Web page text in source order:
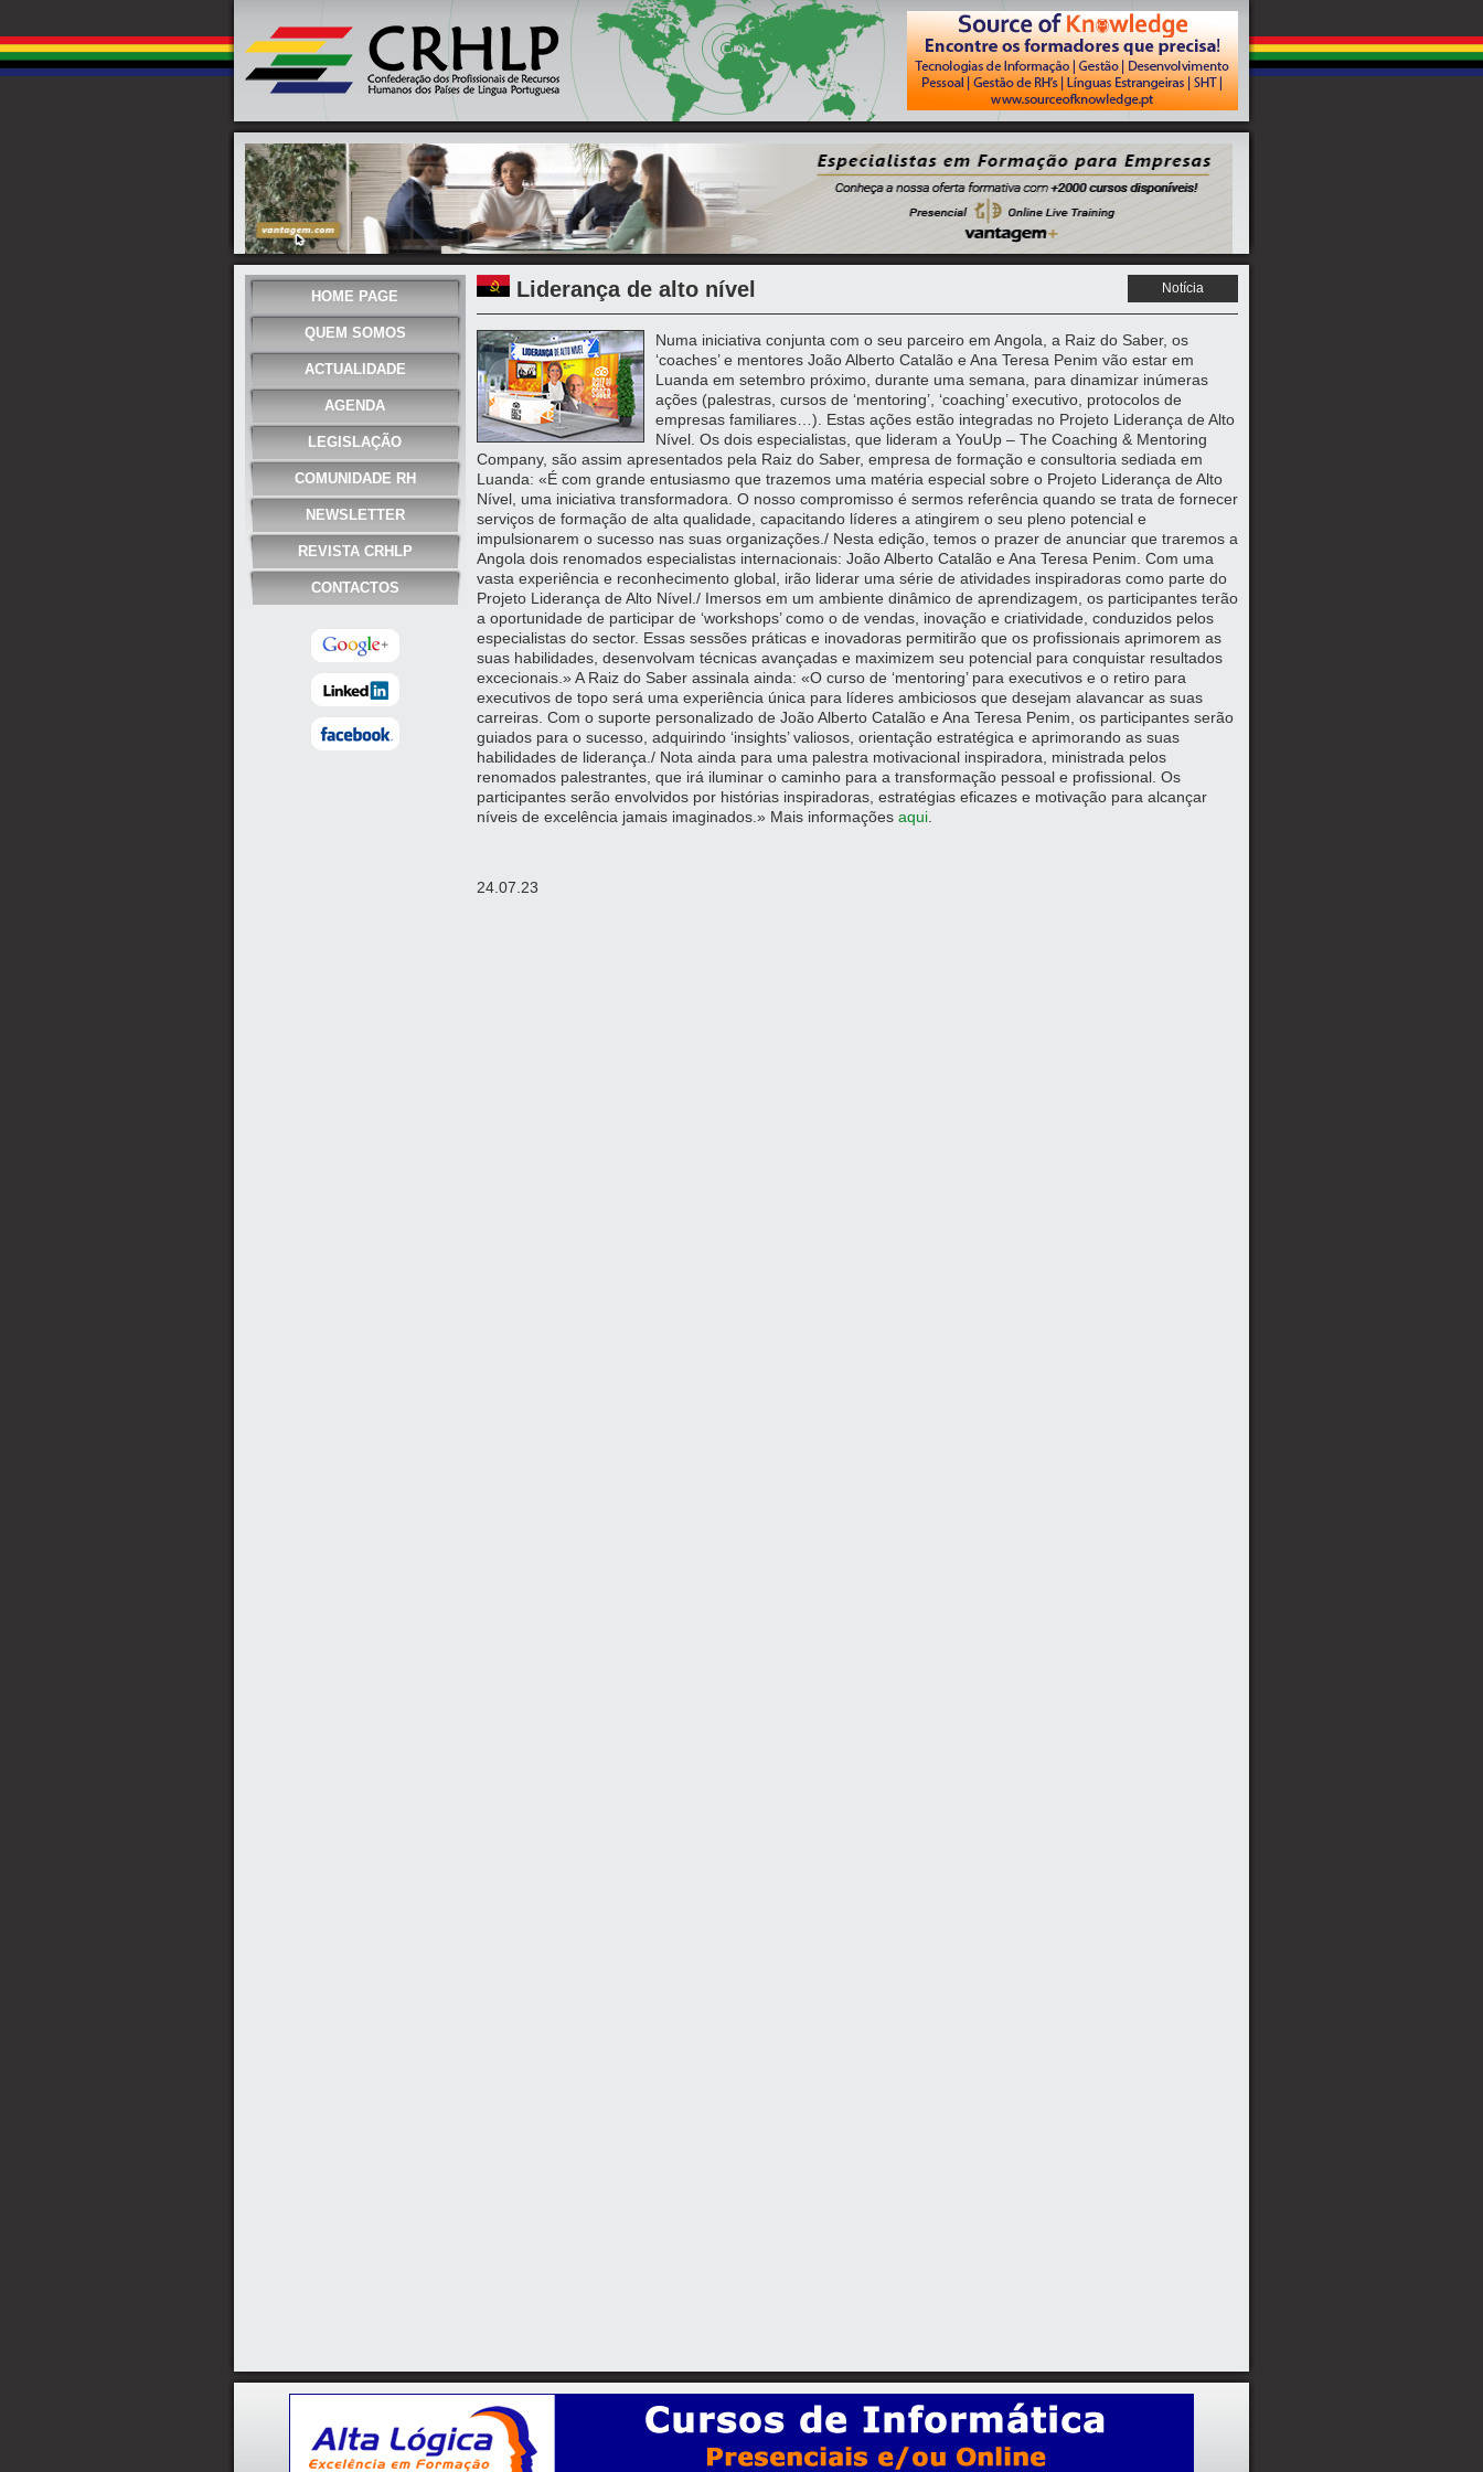
HOME PAGE
QUEM SOMOS
ACTUALIDADE
AGENDA
LEGISLAÇÃO
COMUNIDADE RH
NEWSLETTER
REVISTA CRHLP
CONTACTOS
Liderança de alto nível Notícia
Numa iniciativa conjunta com o seu parceiro em Angola, a Raiz do Saber, os
‘coaches’ e mentores João Alberto Catalão e Ana Teresa Penim vão estar em
Luanda em setembro próximo, durante uma semana, para dinamizar inúmeras
ações (palestras, cursos de ‘mentoring’, ‘coaching’ executivo, protocolos de
empresas familiares…). Estas ações estão integradas no Projeto Liderança de Alto
Nível. Os dois especialistas, que lideram a YouUp – The Coaching & Mentoring
Company, são assim apresentados pela Raiz do Saber, empresa de formação e consultoria sediada em
Luanda: «É com grande entusiasmo que trazemos uma matéria especial sobre o Projeto Liderança de Alto
Nível, uma iniciativa transformadora. O nosso compromisso é sermos referência quando se trata de fornecer
serviços de formação de alta qualidade, capacitando líderes a atingirem o seu pleno potencial e
impulsionarem o sucesso nas suas organizações./ Nesta edição, temos o prazer de anunciar que traremos a
Angola dois renomados especialistas internacionais: João Alberto Catalão e Ana Teresa Penim. Com uma
vasta experiência e reconhecimento global, irão liderar uma série de atividades inspiradoras como parte do
Projeto Liderança de Alto Nível./ Imersos em um ambiente dinâmico de aprendizagem, os participantes terão
a oportunidade de participar de ‘workshops’ como o de vendas, inovação e criatividade, conduzidos pelos
especialistas do sector. Essas sessões práticas e inovadoras permitirão que os profissionais aprimorem as
suas habilidades, desenvolvam técnicas avançadas e maximizem seu potencial para conquistar resultados
excecionais.» A Raiz do Saber assinala ainda: «O curso de ‘mentoring’ para executivos e o retiro para
executivos de topo será uma experiência única para líderes ambiciosos que desejam alavancar as suas
carreiras. Com o suporte personalizado de João Alberto Catalão e Ana Teresa Penim, os participantes serão
guiados para o sucesso, adquirindo ‘insights’ valiosos, orientação estratégica e aprimorando as suas
habilidades de liderança./ Nota ainda para uma palestra motivacional inspiradora, ministrada pelos
renomados palestrantes, que irá iluminar o caminho para a transformação pessoal e profissional. Os
participantes serão envolvidos por histórias inspiradoras, estratégias eficazes e motivação para alcançar
níveis de excelência jamais imaginados.» Mais informações aqui
24.07.23